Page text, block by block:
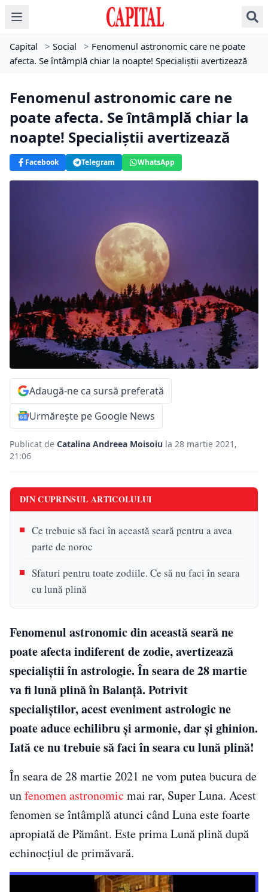
Capital > Social > Fenomenul astronomic care ne poate
afecta. Se întâmplă chiar la noapte! Specialiștii avertizează
Fenomenul astronomic care ne
poate afecta. Se întâmplă chiar la
noapte! Specialiștii avertizează
Facebook Telegram WhatsApp
Adaugă-ne ca sursă preferată
Urmărește pe Google News
Publicat de Catalina Andreea Moisoiu la 28 martie 2021,
21:06
DIN CUPRINSUL ARTICOLULUI
Ce trebuie să faci în această seară pentru a avea
parte de noroc
Sfaturi pentru toate zodiile. Ce să nu faci în seara
cu lună plină
Fenomenul astronomic din această seară ne
poate afecta indiferent de zodie, avertizează
specialiștii în astrologie. În seara de 28 martie
va fi lună plină în Balanță. Potrivit
specialiștilor, acest eveniment astrologic ne
poate aduce echilibru și armonie, dar și ghinion.
Iată ce nu trebuie să faci în seara cu lună plină!
În seara de 28 martie 2021 ne vom putea bucura de
unfenomen astronomic mai rar, Super Luna. Acest
fenomen se întâmplă atunci când Luna este foarte
apropiată de Pământ. Este prima Lună plină după
echinocțiul de primăvară.